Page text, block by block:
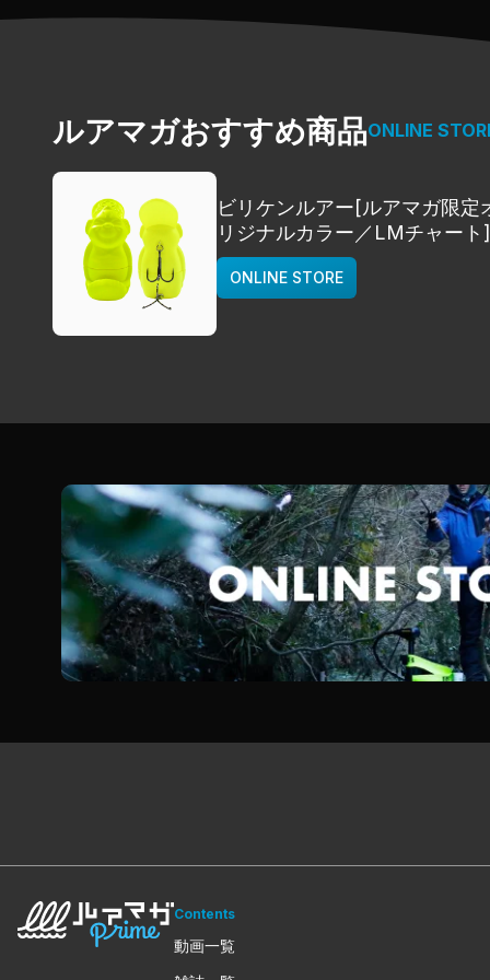
ルアマガおすすめ商品ONLINE
ビリケンルアー[ルアマガ限定
リジナルカラー／LMチャート]
deps
ONLINE STORE
Contents
動画一覧